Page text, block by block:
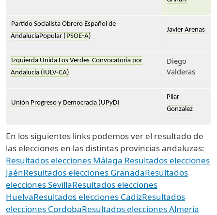
Partido Socialista Obrero Español de
AndaluciaPopular ( PSOE-A)
Javier Arenas
Izquierda Unida Los Verdes-Convocatoria por
Andalucía (IULV-CA)
Diego
Valderas
Unión Progreso y Democracia (UPyD)
Pilar
Gonzalez
En los siguientes links podemos ver el resultado de
las elecciones en las distintas provincias andaluzas:
Resultados elecciones Málaga Resultados elecciones
JaénResultados elecciones GranadaResultados
elecciones SevillaResultados elecciones
HuelvaResultados elecciones CadizResultados
elecciones CordobaResultados elecciones Almería